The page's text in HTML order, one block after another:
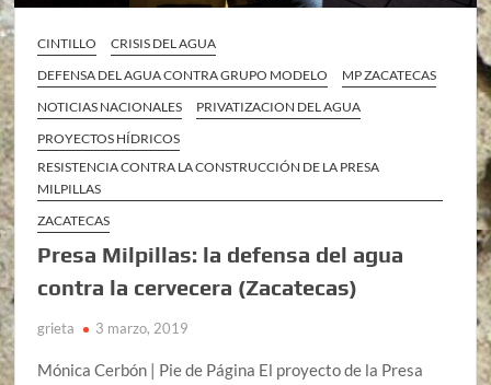
CINTILLO
CRISIS DEL AGUA
DEFENSA DEL AGUA CONTRA GRUPO MODELO
MP ZACATECAS
NOTICIAS NACIONALES
PRIVATIZACION DEL AGUA
PROYECTOS HÍDRICOS
RESISTENCIA CONTRA LA CONSTRUCCIÓN DE LA PRESA
MILPILLAS
ZACATECAS
Presa Milpillas: la defensa del agua
contra la cervecera (Zacatecas)
grieta 3 marzo, 2019
Mónica Cerbón | Pie de Página El proyecto de la Presa